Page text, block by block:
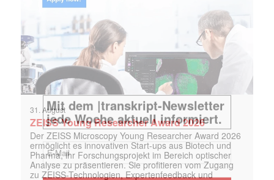
31. August
ZEISS Young Researcher Award 2026
Der ZEISS Microscopy Young Researcher Award 2026
ermöglicht es innovativen Start-ups aus Biotech und
Pharma, ihr Forschungsprojekt im Bereich optischer
Analyse zu präsentieren. Sie profitieren vom Zugang
zu ZEISS-Technologien, Expertenfeedback und